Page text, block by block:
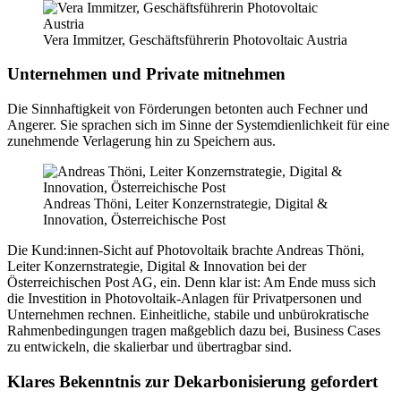
Vera Immitzer, Geschäftsführerin Photovoltaic Austria
Unternehmen und Private mitnehmen
Die Sinnhaftigkeit von Förderungen betonten auch Fechner und
Angerer. Sie sprachen sich im Sinne der Systemdienlichkeit für eine
zunehmende Verlagerung hin zu Speichern aus.
Andreas Thöni, Leiter Konzernstrategie, Digital &
Innovation, Österreichische Post
Die Kund:innen-Sicht auf Photovoltaik brachte Andreas Thöni,
Leiter Konzernstrategie, Digital & Innovation bei der
Österreichischen Post AG, ein. Denn klar ist: Am Ende muss sich
die Investition in Photovoltaik-Anlagen für Privatpersonen und
Unternehmen rechnen. Einheitliche, stabile und unbürokratische
Rahmenbedingungen tragen maßgeblich dazu bei, Business Cases
zu entwickeln, die skalierbar und übertragbar sind.
Klares Bekenntnis zur Dekarbonisierung gefordert